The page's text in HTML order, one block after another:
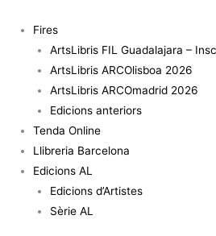
contingut
Fires
ArtsLibris FIL Guadalajara –
ArtsLibris ARCOlisboa 2026
ArtsLibris ARCOmadrid 2026
Edicions anteriors
Tenda Online
Llibreria Barcelona
Edicions AL
Edicions d’Artistes
Sèrie AL